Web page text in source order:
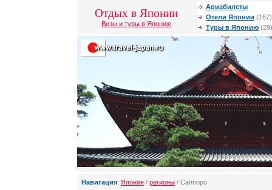
Отдых в Японии
Визы и туры в Японию
Авиабилеты
Отели Японии (167)
Туры в Японию (29)
Навигация: Япония / регионы / Саппоро